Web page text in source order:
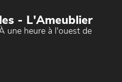
- L'Ameublier
une heure à l'ouest de